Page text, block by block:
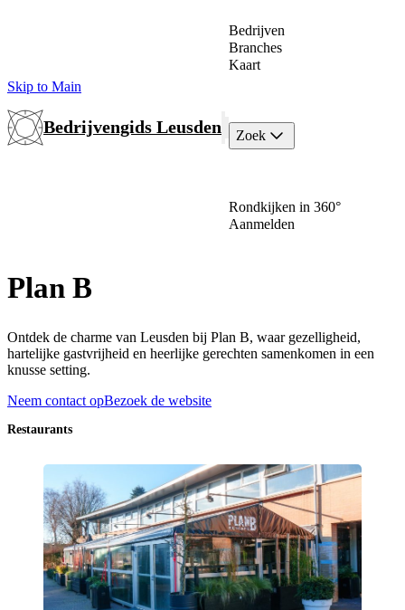
Skip to Main
Bedrijvengids Leusden
Bedrijven
Branches
Kaart
Zoek
Rondkijken in 360°
Aanmelden
Plan B
Ontdek de charme van Leusden bij Plan B, waar gezelligheid,
hartelijke gastvrijheid en heerlijke gerechten samenkomen in een
knusse setting.
Neem contact opBezoek de website
Restaurants